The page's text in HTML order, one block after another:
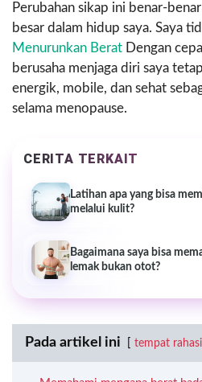
Perubahan sikap ini benar-
besar dalam hidup saya. Saya
Menurunkan Berat Dengan
berusaha menjaga diri saya
energik, mobile, dan sehat
selama menopause.
CERITA TERKAIT
Latihan apa yang bisa
melalui kulit?
Bagaimana saya bisa
lemak bukan otot?
Pada artikel ini tempat